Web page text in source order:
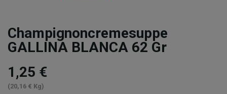
Champignoncremesuppe
GALLINA BLANCA 62 Gr
1,25 €
(20,16 € Kg)